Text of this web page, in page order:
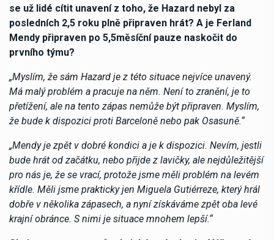
se už lidé cítit unavení z toho, že Hazard nebyl za
posledních 2,5 roku plně připraven hrát? A je Ferland
Mendy připraven po 5,5měsíční pauze naskočit do
prvního týmu?
„Myslím, že sám Hazard je z této situace nejvíce unavený.
Má malý problém a pracuje na něm. Není to zranění, je to
přetížení, ale na tento zápas nemůže být připraven. Myslím,
že bude k dispozici proti Barceloně nebo pak Osasuně.“
„Mendy je zpět v dobré kondici a je k dispozici. Nevím, jestli
bude hrát od začátku, nebo přijde z lavičky, ale nejdůležitější
pro nás je, že se vrací, protože jsme měli problém na levém
křídle. Měli jsme prakticky jen Miguela Gutiérreze, který hrál
dobře v několika zápasech, a nyní získáváme zpět oba levé
krajní obránce. S nimi je situace mnohem lepší.“